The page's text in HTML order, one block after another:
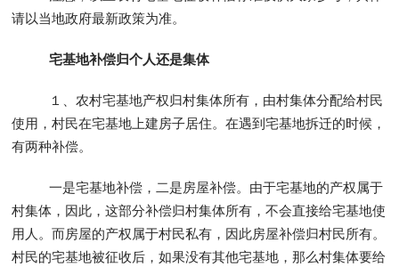
请以当地政府最新政策为准。
宅基地补偿归个人还是集体
１、农村宅基地产权归村集体所有，由村集体分配给村民
使用，村民在宅基地上建房子居住。在遇到宅基地拆迁的时候，
有两种补偿。
一是宅基地补偿，二是房屋补偿。由于宅基地的产权属于
村集体，因此，这部分补偿归村集体所有，不会直接给宅基地使
用人。而房屋的产权属于村民私有，因此房屋补偿归村民所有。
村民的宅基地被征收后，如果没有其他宅基地，那么村集体要给